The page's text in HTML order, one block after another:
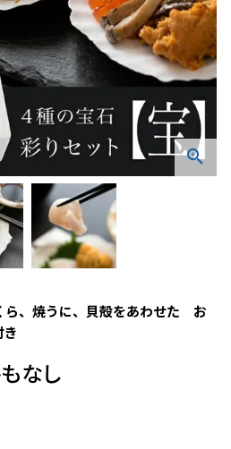
、焼うに、貝殻をあわせた　お
もなし